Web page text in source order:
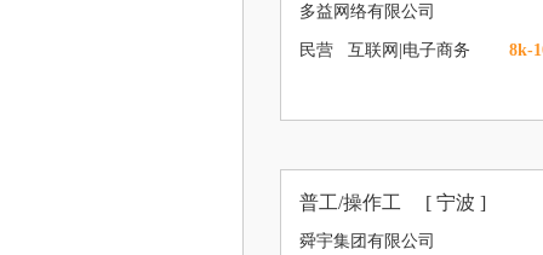
多益网络有限公司
民营 互联网|电子商务 8k-
普工/操作工 [ 宁波 ]
舜宇集团有限公司